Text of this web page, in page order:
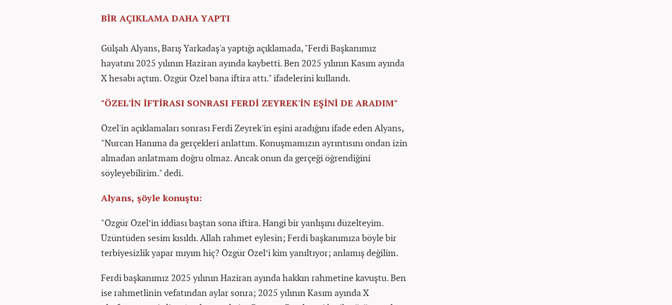
BİR AÇIKLAMA DAHA YAPTI
Gülşah Alyans, Barış Yarkadaş'a yaptığı açıklamada, "Ferdi Başkanımız
hayatını 2025 yılının Haziran ayında kaybetti. Ben 2025 yılının Kasım ayında
X hesabı açtım. Özgür Özel bana iftira attı." ifadelerini kullandı.
"ÖZEL'İN İFTİRASI SONRASI FERDİ ZEYREK'İN EŞİNİ DE ARADIM"
Özel'in açıklamaları sonrası Ferdi Zeyrek'in eşini aradığını ifade eden Alyans,
"Nurcan Hanıma da gerçekleri anlattım. Konuşmamızın ayrıntısını ondan izin
almadan anlatmam doğru olmaz. Ancak onun da gerçeği öğrendiğini
söyleyebilirim." dedi.
Alyans, şöyle konuştu:
"Özgür Özel’in iddiası baştan sona iftira. Hangi bir yanlışını düzelteyim.
Üzüntüden sesim kısıldı. Allah rahmet eylesin; Ferdi başkanımıza böyle bir
terbiyesizlik yapar mıyım hiç? Özgür Özel’i kim yanıltıyor; anlamış değilim.
Ferdi başkanımız 2025 yılının Haziran ayında hakkın rahmetine kavuştu. Ben
ise rahmetlinin vefatından aylar sonra; 2025 yılının Kasım ayında X